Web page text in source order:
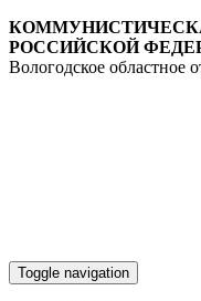
РОССИЙСКОЙ
Вологодское областное
Toggle navigation